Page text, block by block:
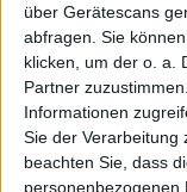
über Gerätescans
abfragen. Sie
klicken, um der o. a.
Partner
Informationen
Sie der Verarbeitung
beachten Sie, dass
personenbezogenen
Review